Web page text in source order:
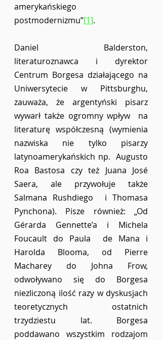
amerykańskiego
postmodernizmu”[1].
Daniel Balderston,
literaturoznawca i dyrektor
Centrum Borgesa działającego na
Uniwersytecie w Pittsburghu,
zauważa, że argentyński pisarz
wywarł także ogromny wpływ  na
literaturę współczesną (wymienia
nazwiska nie tylko pisarzy
latynoamerykańskich np.  Augusto
Roa Bastosa czy też Juana José
Saera, ale przywołuje także
Salmana Rushdiego  i Thomasa
Pynchona). Pisze również: „Od
Gérarda Gennette’a i Michela
Foucault do Paula  de Mana i
Harolda Blooma, od Pierre
Macharey do Johna Frow,
odwoływano się do Borgesa
niezliczoną ilość razy w dyskusjach
teoretycznych ostatnich
trzydziestu lat. Borgesa
poddawano wszystkim rodzajom